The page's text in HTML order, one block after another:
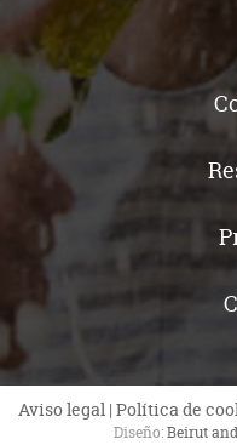
Aviso legal | Política de
Diseño:Beirut